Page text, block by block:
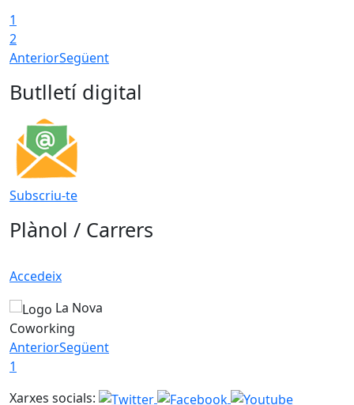
1
2
AnteriorSegüent
Butlletí digital
Subscriu-te
Plànol / Carrers
Accedeix
La Nova
Coworking
AnteriorSegüent
1
Xarxes socials: